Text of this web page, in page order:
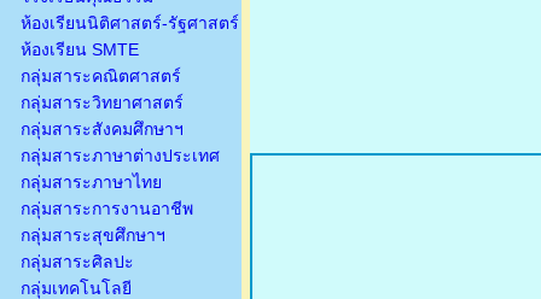
ห้องเรียนนิติศาสตร์-รัฐศาสตร์
ห้องเรียน SMTE
กลุ่มสาระคณิตศาสตร์
กลุ่มสาระวิทยาศาสตร์
กลุ่มสาระสังคมศึกษาฯ
กลุ่มสาระภาษาต่างประเทศ
กลุ่มสาระภาษาไทย
กลุ่มสาระการงานอาชีพ
กลุ่มสาระสุขศึกษาฯ
กลุ่มสาระศิลปะ
กลุ่มเทคโนโลยี